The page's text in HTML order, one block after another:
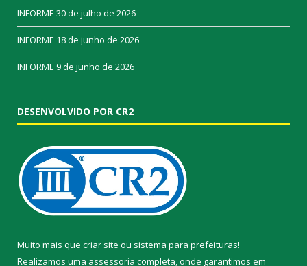
INFORME 30 de julho de 2026
INFORME 18 de junho de 2026
INFORME 9 de junho de 2026
DESENVOLVIDO POR CR2
Muito mais que criar site ou sistema para prefeituras!
Realizamos uma assessoria completa, onde garantimos em